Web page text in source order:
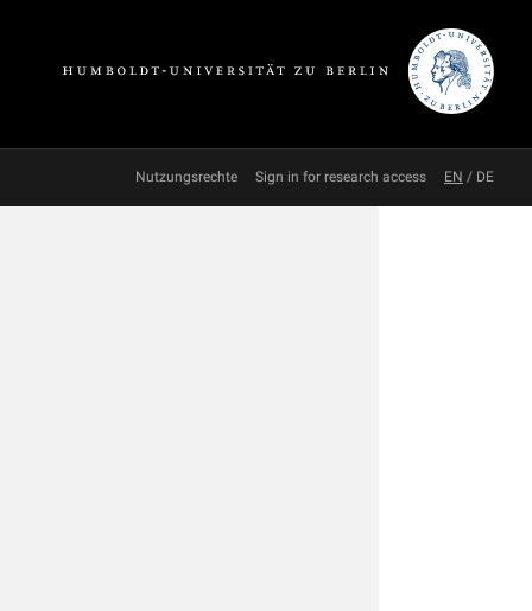
Nutzungsrechte Sign in for research access EN / DE